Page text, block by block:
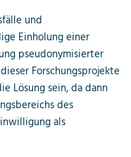
und
Einholung einer
pseudonymisierter
Forschungsprojekte
Lösung sein, da dann
des
als